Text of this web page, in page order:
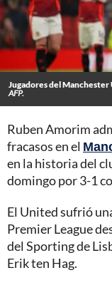
Jugadores del
AFP.
Ruben Amorim
fracasos en el
en la historia del
domingo por 3-1
El United sufrió
Premier League
del Sporting de
Erik ten Hag.